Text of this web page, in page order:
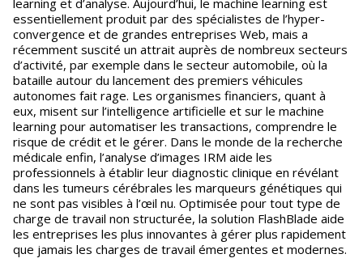
learning et d’analyse. Aujourd’hui, le machine learning est
essentiellement produit par des spécialistes de l’hyper-
convergence et de grandes entreprises Web, mais a
récemment suscité un attrait auprès de nombreux secteurs
d’activité, par exemple dans le secteur automobile, où la
bataille autour du lancement des premiers véhicules
autonomes fait rage. Les organismes financiers, quant à
eux, misent sur l’intelligence artificielle et sur le machine
learning pour automatiser les transactions, comprendre le
risque de crédit et le gérer. Dans le monde de la recherche
médicale enfin, l’analyse d’images IRM aide les
professionnels à établir leur diagnostic clinique en révélant
dans les tumeurs cérébrales les marqueurs génétiques qui
ne sont pas visibles à l’œil nu. Optimisée pour tout type de
charge de travail non structurée, la solution FlashBlade aide
les entreprises les plus innovantes à gérer plus rapidement
que jamais les charges de travail émergentes et modernes.